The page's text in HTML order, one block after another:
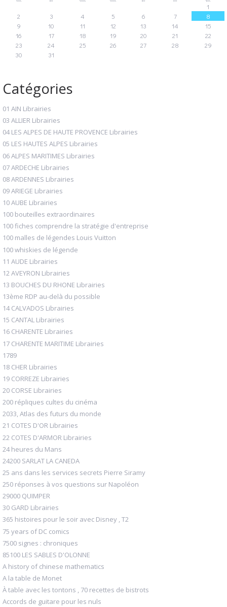
1
2
3 4 5 6 7
8
9
10 11 12 13 14
15
16
17 18 19 20 21
22
23
24 25 26 27 28
29
30
31
Catégories
01 AIN Librairies
03 ALLIER Librairies
04 LES ALPES DE HAUTE PROVENCE Librairies
05 LES HAUTES ALPES Librairies
06 ALPES MARITIMES Librairies
07 ARDECHE Librairies
08 ARDENNES Librairies
09 ARIEGE Librairies
10 AUBE Librairies
100 bouteilles extraordinaires
100 fiches comprendre la stratégie d'entreprise
100 malles de légendes Louis Vuitton
100 whiskies de légende
11 AUDE Librairies
12 AVEYRON Librairies
13 BOUCHES DU RHONE Librairies
13ème RDP au-delà du possible
14 CALVADOS Librairies
15 CANTAL Librairies
16 CHARENTE Librairies
17 CHARENTE MARITIME Librairies
1789
18 CHER Librairies
19 CORREZE Librairies
20 CORSE Librairies
200 répliques cultes du cinéma
2033, Atlas des futurs du monde
21 COTES D'OR Librairies
22 COTES D'ARMOR Librairies
24 heures du Mans
24200 SARLAT LA CANEDA
25 ans dans les services secrets Pierre Siramy
250 réponses à vos questions sur Napoléon
29000 QUIMPER
30 GARD Librairies
365 histoires pour le soir avec Disney , T2
75 years of DC comics
7500 signes : chroniques
85100 LES SABLES D'OLONNE
A history of chinese mathematics
A la table de Monet
À table avec les tontons , 70 recettes de bistrots
Accords de guitare pour les nuls